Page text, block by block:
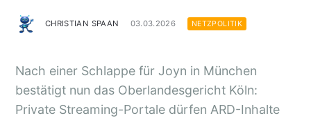
CHRISTIAN SPAAN 03.03.2026 NETZPOLITIK
Nach einer Schlappe für Joyn in München
bestätigt nun das Oberlandesgericht Köln:
Private Streaming-Portale dürfen ARD-Inhalte